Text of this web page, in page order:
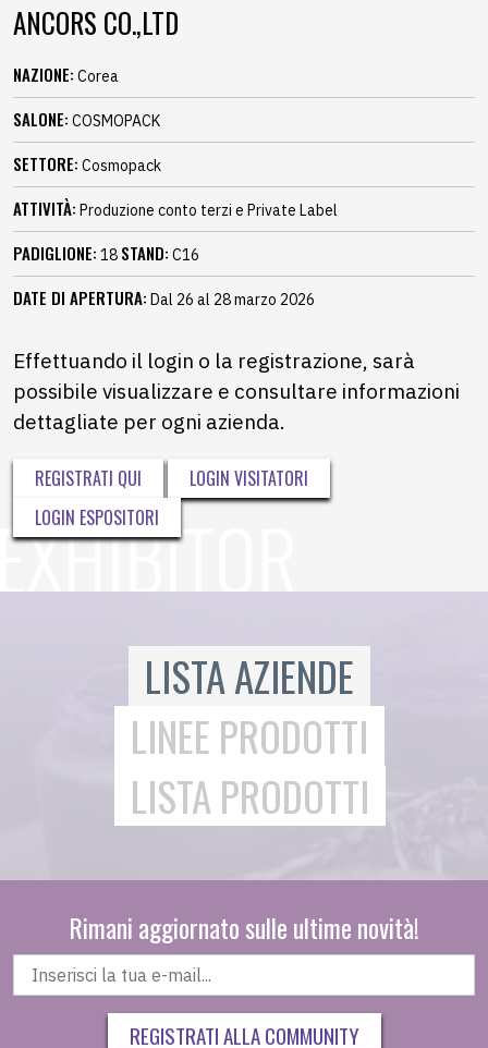
ANCORS CO.,LTD
NAZIONE: Corea
SALONE: COSMOPACK
SETTORE: Cosmopack
ATTIVITÀ: Produzione conto terzi e Private Label
PADIGLIONE: 18 STAND: C16
DATE DI APERTURA: Dal 26 al 28 marzo 2026
Effettuando il login o la registrazione, sarà
possibile visualizzare e consultare informazioni
dettagliate per ogni azienda.
REGISTRATI QUI
LOGIN VISITATORI
LOGIN ESPOSITORI
LISTA AZIENDE
LINEE PRODOTTI
LISTA PRODOTTI
Rimani aggiornato sulle ultime novità!
REGISTRATI ALLA COMMUNITY